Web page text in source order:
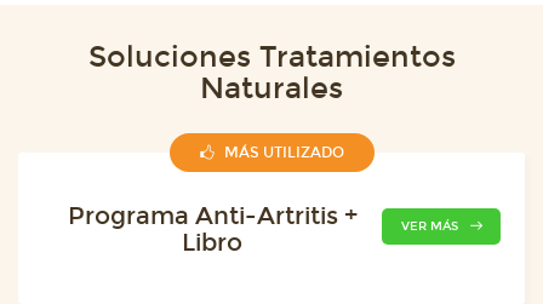
Soluciones Tratamientos
Naturales
MÁS UTILIZADO
Programa Anti-Artritis +
Libro
VER MÁS